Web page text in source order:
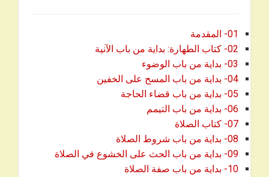
01- المقدمة
02- كتاب الطهارة: بداية من باب الآنية
03- بداية من باب الوضوء
04- بداية من باب المسح على الخفين
05- بداية من باب قضاء الحاجة
06- بداية من باب التيمم
07- كتاب الصلاة
08- بداية من باب شروط الصلاة
09- بداية من باب الحث على الخشوع في الصلاة
10- بداية من باب صفة الصلاة